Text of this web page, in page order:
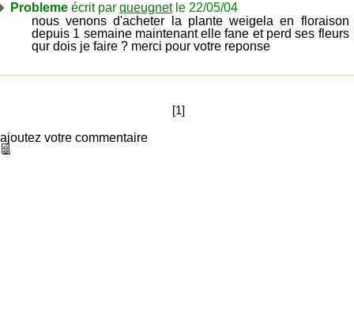
Probleme écrit par queugnetle 22/05/04
nous venons d'acheter la plante weigela en floraison
depuis 1 semaine maintenant elle fane et perd ses fleurs
qur dois je faire ? merci pour votre reponse
[1]
ajoutez votre commentaire